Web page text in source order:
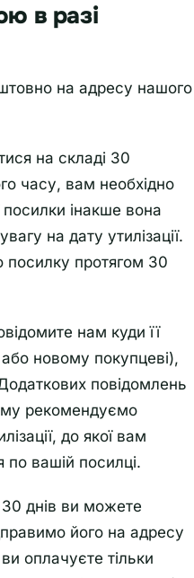
в разі
на адресу нашого
на складі 30
часу, вам необхідно
інакше вона
на дату утилізації.
посилку протягом 30
нам куди її
новому покупцеві),
повідомлень
рекомендуємо
до якої вам
по вашій посилці.
днів ви можете
його на адресу
оплачуєте тільки